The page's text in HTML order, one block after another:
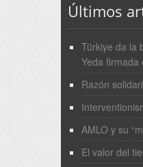
Últimos
Türkiye da la
Yeda firmada
Razón
AMLO y su
El valor del